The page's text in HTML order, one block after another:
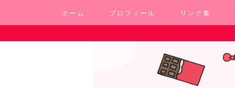
ホーム プロフィール リンク集